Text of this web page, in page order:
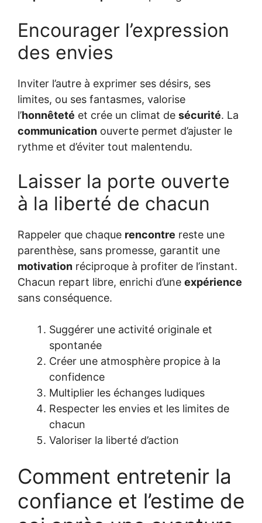
Encourager l’expression
des envies
Inviter l’autre à exprimer ses désirs, ses
limites, ou ses fantasmes, valorise
l’honnêteté et crée un climat de sécurité. La
communication ouverte permet d’ajuster le
rythme et d’éviter tout malentendu.
Laisser la porte ouverte
à la liberté de chacun
Rappeler que chaque rencontre reste une
parenthèse, sans promesse, garantit une
motivation réciproque à profiter de l’instant.
Chacun repart libre, enrichi d’une expérience
sans conséquence.
Suggérer une activité originale et
spontanée
Créer une atmosphère propice à la
confidence
Multiplier les échanges ludiques
Respecter les envies et les limites de
chacun
Valoriser la liberté d’action
Comment entretenir la
confiance et l’estime de